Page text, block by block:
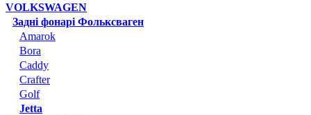
VOLKSWAGEN
Задні фонарі Фольксваген
Amarok
Bora
Caddy
Crafter
Golf
Jetta